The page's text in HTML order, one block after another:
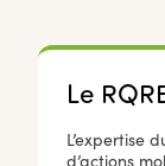
Le
L’expertise
d’actions